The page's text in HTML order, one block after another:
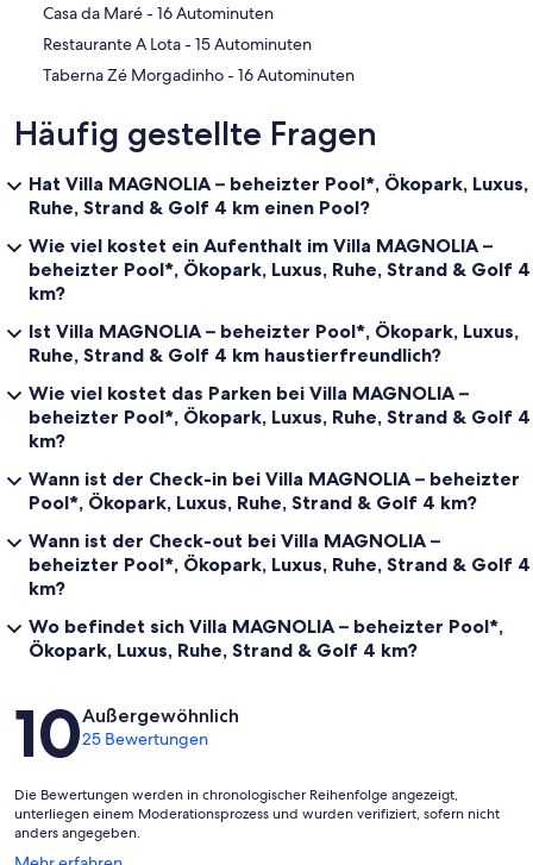
‪Casa da Maré - ‬16 Autominuten
‪Restaurante A Lota - ‬15 Autominuten
‪Taberna Zé Morgadinho - ‬16 Autominuten
Häufig gestellte Fragen
Hat Villa MAGNOLIA – beheizter Pool*, Ökopark, Luxus,
Ruhe, Strand & Golf 4 km einen Pool?
Wie viel kostet ein Aufenthalt im Villa MAGNOLIA –
beheizter Pool*, Ökopark, Luxus, Ruhe, Strand & Golf 4
km?
Ist Villa MAGNOLIA – beheizter Pool*, Ökopark, Luxus,
Ruhe, Strand & Golf 4 km haustierfreundlich?
Wie viel kostet das Parken bei Villa MAGNOLIA –
beheizter Pool*, Ökopark, Luxus, Ruhe, Strand & Golf 4
km?
Wann ist der Check-in bei Villa MAGNOLIA – beheizter
Pool*, Ökopark, Luxus, Ruhe, Strand & Golf 4 km?
Wann ist der Check-out bei Villa MAGNOLIA –
beheizter Pool*, Ökopark, Luxus, Ruhe, Strand & Golf 4
km?
Wo befindet sich Villa MAGNOLIA – beheizter Pool*,
Ökopark, Luxus, Ruhe, Strand & Golf 4 km?
Bewertungen
10Außergewöhnlich
25 Bewertungen
Die Bewertungen werden in chronologischer Reihenfolge angezeigt,
unterliegen einem Moderationsprozess und wurden verifiziert, sofern nicht
anders angegeben.